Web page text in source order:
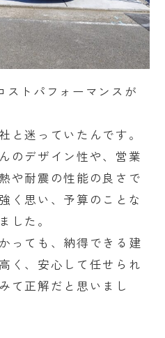
ストパフォーマンスが
と迷っていたんです。
のデザイン性や、営業
や耐震の性能の良さで
く思い、予算のことな
した。
っても、納得できる建
く、安心して任せられ
て正解だと思いまし